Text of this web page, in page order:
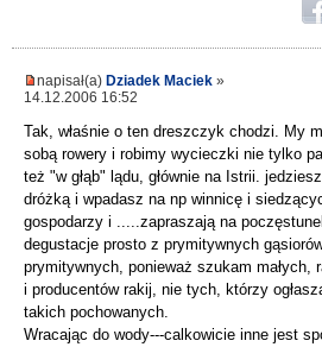
napisał(a) Dziadek Maciek »
14.12.2006 16:52
Tak, właśnie o ten dreszczyk chodzi. My
sobą rowery i robimy wycieczki nie tylko
też "w głąb" lądu, głównie na Istrii.
dróżką i wpadasz na np winnicę i
gospodarzy i .....zapraszają na
degustacje prosto z prymitywnych
prymitywnych, ponieważ szukam małych,
i producentów rakij, nie tych, którzy
takich pochowanych.
Wracając do wody---calkowicie inne jest